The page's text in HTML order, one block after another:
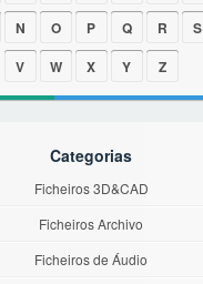
N O P Q R S
V
W X Y Z
Categorias
Ficheiros 3D&CAD
Ficheiros Archivo
Ficheiros de Áudio